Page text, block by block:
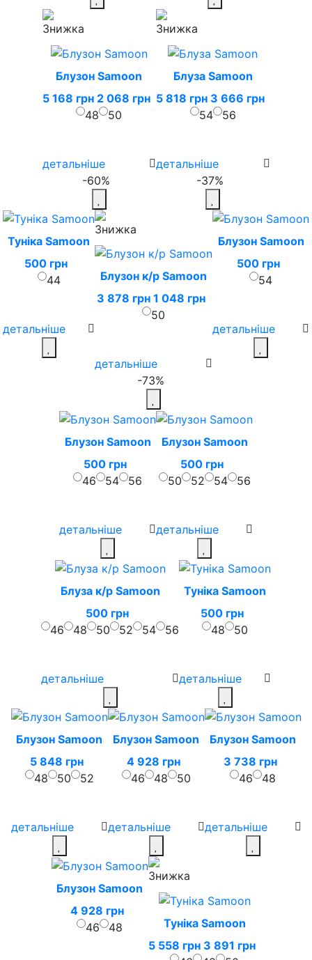
Блузон Samoon
5 168 грн 2 068 грн
48
50
детальніше
-60%
Блуза Samoon
5 818 грн 3 666 грн
54
56
детальніше
-37%
Туніка Samoon
500 грн
44
детальніше
Блузон к/р Samoon
3 878 грн 1 048 грн
50
детальніше
-73%
Блузон Samoon
500 грн
54
детальніше
Блузон Samoon
500 грн
46
54 56
детальніше
Блузон Samoon
500 грн
50
52 54 56
детальніше
Блуза к/р Samoon
500 грн
46
48 50 52 54 56
детальніше
Туніка Samoon
500 грн
48
50
детальніше
Блузон Samoon
5 848 грн
48
50 52
детальніше
Блузон Samoon
4 928 грн
46
48 50
детальніше
Блузон Samoon
3 738 грн
46
48
детальніше
Блузон Samoon
4 928 грн
46
48
Туніка Samoon
5 558 грн 3 891 грн